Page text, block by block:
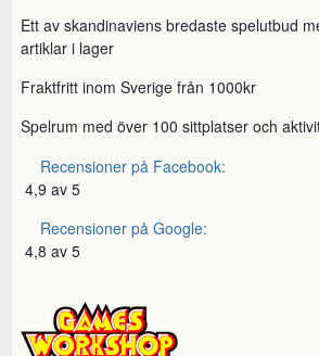
Ett av skandinaviens bredaste spelutbud
artiklar i lager
Fraktfritt inom Sverige från 1000kr
Spelrum med över 100 sittplatser och
Recensioner på Facebook:
4,9 av 5
Recensioner på Google:
4,8 av 5